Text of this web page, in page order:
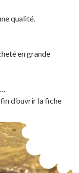
qualité.
en grande
d’ouvrir la fiche